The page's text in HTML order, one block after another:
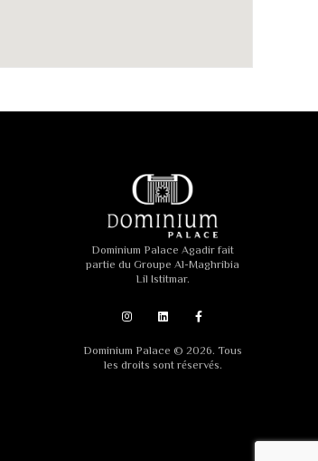
Dominium Palace Agadir fait
partie du Groupe Al-Maghribia
Lil Istitmar.
Dominium Palace © 2026. Tous
les droits sont réservés.